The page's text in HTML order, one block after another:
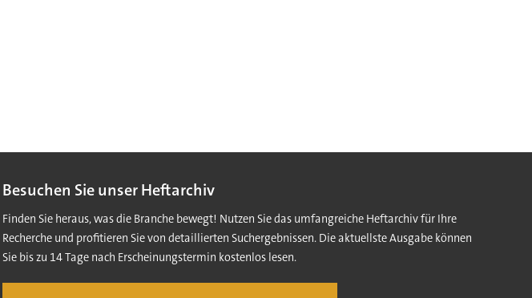
Besuchen Sie unser Heftarchiv
Finden Sie heraus, was die Branche bewegt! Nutzen Sie das umfangreiche Heftarchiv für Ihre
Recherche und profitieren Sie von detaillierten Suchergebnissen. Die aktuellste Ausgabe können
Sie bis zu 14 Tage nach Erscheinungstermin kostenlos lesen.